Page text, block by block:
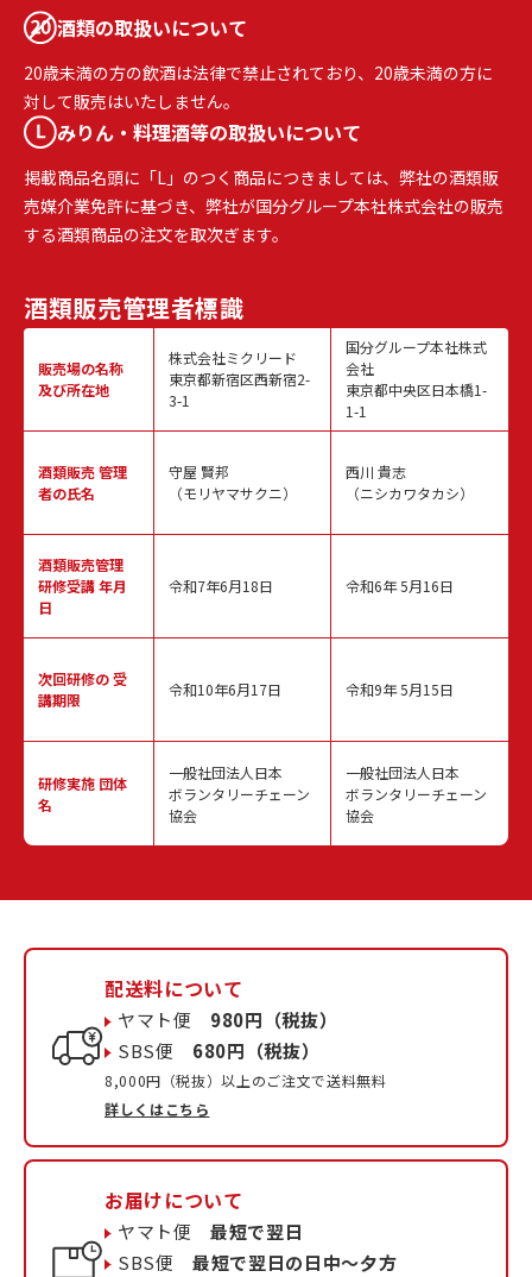
酒類の取扱いについて
20歳未満の方の飲酒は法律で禁止されており、20歳未満の方に
対して販売はいたしません。
みりん・料理酒等の取扱いについて
掲載商品名頭に「L」のつく商品につきましては、弊社の酒類販
売媒介業免許に基づき、弊社が国分グループ本社株式会社の販売
する酒類商品の注文を取次ぎます。
酒類販売管理者標識
販売場の名称
及び所在地
酒類販売管理
者の氏名
酒類販売管理
研修受講 年月
日
次回研修の受
講期限
研修実施 団体
名
株式会社ミクリード
東京都新宿区西新宿2-
3-1
守屋 賢邦
（モリヤマサクニ）
令和7年6月18日
令和10年6月17日
一般社団法人日本
ボランタリーチェーン
協会
国分グループ本社株式
会社
東京都中央区日本橋1-
1-1
西川 貴志
（ニシカワタカシ）
令和6年 5月16日
令和9年 5月15日
一般社団法人日本
ボランタリーチェーン
協会
配送料について
ヤマト便 980円（税抜）
SBS便 680円（税抜）
8,000円（税抜）以上のご注文で送料無料
詳しくはこちら
お届けについて
ヤマト便最短で翌日
SBS便最短で翌日の日中〜夕方